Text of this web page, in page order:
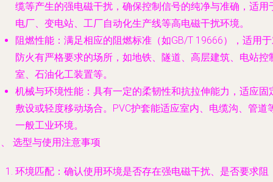
缆等产生的强电磁干扰，确保控制信号的纯净与准确，适用
电厂、变电站、工厂自动化生产线等高电磁干扰环境。
阻燃性能 ：满足相应的阻燃标准（如GB/T 19666），适用
防火有严格要求的场所，如地铁、隧道、高层建筑、电站控
室、石油化工装置等。
机械与环境性能 ：具有一定的柔韧性和抗拉伸能力，适应固
敷设或轻度移动场合。PVC护套能适应室内、电缆沟、管道
一般工业环境。
选型与使用注意事项
环境匹配 ：确认使用环境是否存在强电磁干扰、是否要求阻